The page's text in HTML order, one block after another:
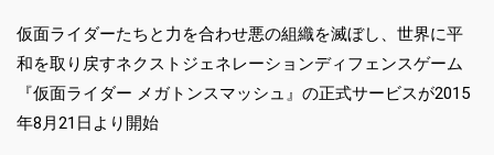
仮面ライダーたちと力を合わせ悪の組織を滅ぼし、世界に平
和を取り戻すネクストジェネレーションディフェンスゲーム
『仮面ライダー メガトンスマッシュ』の正式サービスが2015
年8月21日より開始